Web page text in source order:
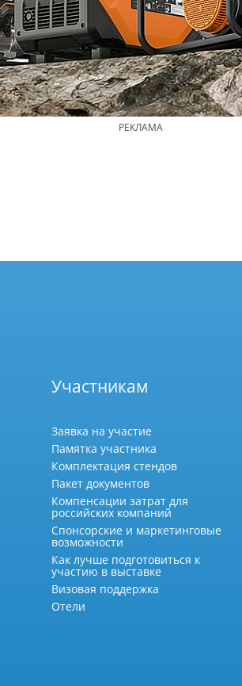
РЕКЛАМА
Участникам
Заявка на участие
Памятка участника
Комплектация стендов
Пакет документов
Компенсации затрат для
российских компаний
Спонсорские и маркетинговые
возможности
Как лучше подготовиться к
участию в выставке
Визовая поддержка
Отели